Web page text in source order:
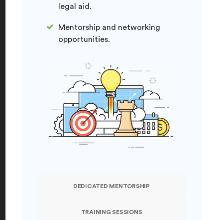
legal aid.
Mentorship and networking
opportunities.
DEDICATED MENTORSHIP
TRAINING SESSIONS